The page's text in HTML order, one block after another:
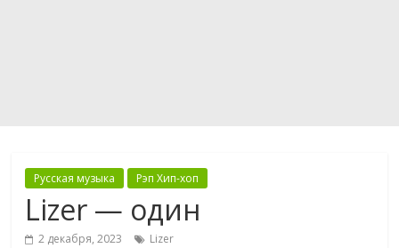
Русская музыка Рэп Хип-хоп
Lizer — один
2 декабря, 2023 Lizer